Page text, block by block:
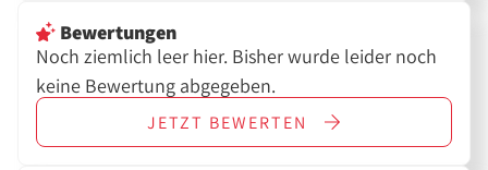
Bewertungen
Noch ziemlich leer hier. Bisher wurde leider noch
keine Bewertung abgegeben.
JETZT BEWERTEN